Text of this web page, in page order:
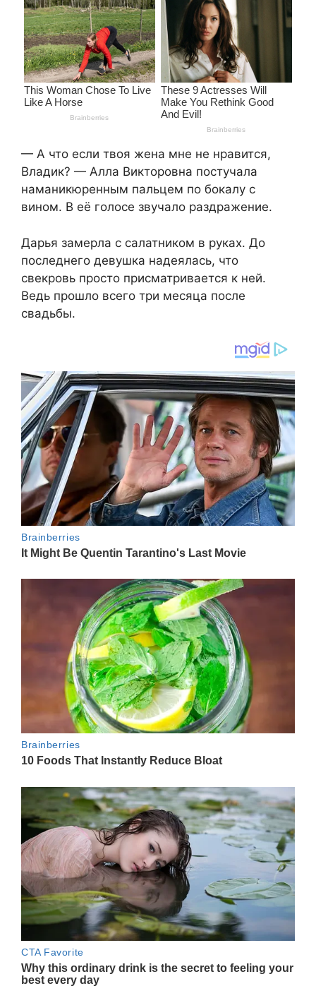
— А что если твоя жена мне не нравится,
Владик? — Алла Викторовна постучала
наманикюренным пальцем по бокалу с
вином. В её голосе звучало раздражение.
Дарья замерла с салатником в руках. До
последнего девушка надеялась, что
свекровь просто присматривается к ней.
Ведь прошло всего три месяца после
свадьбы.